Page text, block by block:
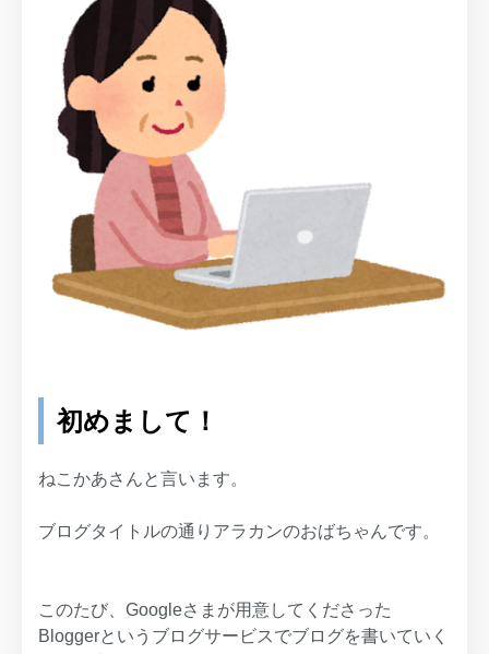
初めまして！
ねこかあさんと言います。
ブログタイトルの通りアラカンのおばちゃんです。
このたび、Googleさまが用意してくださった
Bloggerというブログサービスでブログを書いていく